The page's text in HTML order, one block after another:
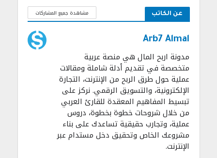
عن الكاتب مشاهدة جميع المشاركات
Arb7 Almal
مدونة اربح المال هي منصة عربية
متخصصة في تقديم أدلة شاملة ومقالات
عملية حول طرق الربح من الإنترنت، التجارة
الإلكترونية، والتسويق الرقمي. نركز على
تبسيط المفاهيم المعقدة للقارئ العربي
من خلال شروحات خطوة بخطوة، دروس
عملية، وتجارب حقيقية تساعدك على بناء
مشروعك الخاص وتحقيق دخل مستدام عبر
الإنترنت.